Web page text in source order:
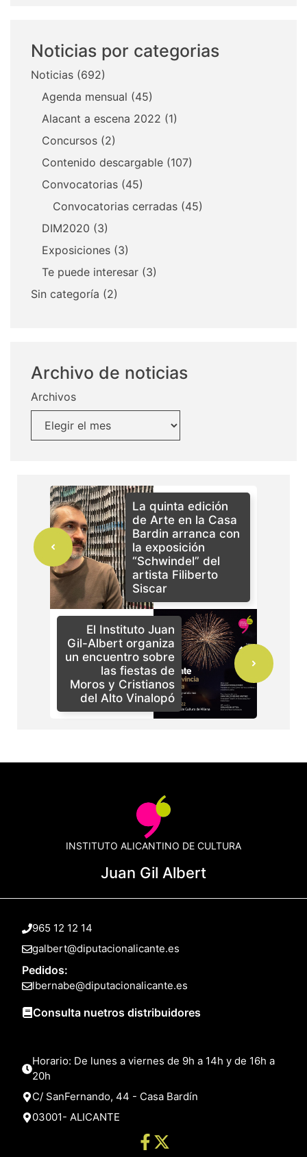
Noticias por categorias
Noticias (692)
Agenda mensual (45)
Alacant a escena 2022 (1)
Concursos (2)
Contenido descargable (107)
Convocatorias (45)
Convocatorias cerradas (45)
DIM2020 (3)
Exposiciones (3)
Te puede interesar (3)
Sin categoría (2)
Archivo de noticias
Archivos
La quinta edición
de Arte en la Casa
Bardin arranca con
la exposición
“Schwindel” del
artista Filiberto
Siscar
El Instituto Juan
Gil-Albert organiza
un encuentro sobre
las fiestas de
Moros y Cristianos
del Alto Vinalopó
INSTITUTO ALICANTINO DE CULTURA
Juan Gil Albert
965 12 12 14
galbert@diputacionalicante.es
Pedidos:
lbernabe@diputacionalicante.es
Consulta nuetros distribuidores
Horario: De lunes a viernes de 9h a 14h y de 16h a
20h
C/ SanFernando, 44 - Casa Bardín
03001- ALICANTE